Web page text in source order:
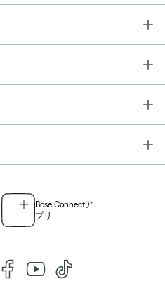
Bose Connectア
プリ